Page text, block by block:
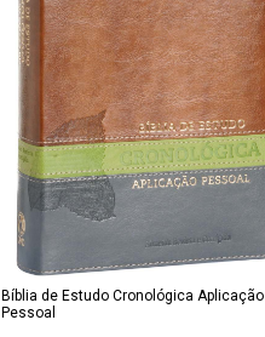
Bíblia de Estudo Cronológica Aplicação
Pessoal